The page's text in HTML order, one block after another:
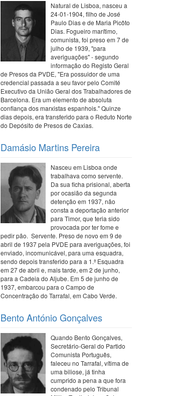
Natural de Lisboa, nasceu a
24-01-1904, filho de José
Paulo Dias e de Maria Picôto
Dias. Fogueiro marítimo,
comunista, foi preso em 7 de
julho de 1939, "para
averiguações" - segundo
informação do Registo Geral
de Presos da PVDE, "Era possuidor de uma
credencial passada a seu favor pelo Comité
Executivo da União Geral dos Trabalhadores de
Barcelona. Era um elemento de absoluta
confiança dos marxistas espanhois." Quinze
dias depois, era transferido para o Reduto Norte
do Depósito de Presos de Caxias.
Damásio Martins Pereira
Nasceu em Lisboa onde
trabalhava como servente.
Da sua ficha prisional, aberta
por ocasião da segunda
detenção em 1937, não
consta a deportação anterior
para Timor, que teria sido
provocada por ter fome e
pedir pão. Servente. Preso de novo em 9 de
abril de 1937 pela PVDE para averiguações, foi
enviado, incomunicável, para uma esquadra,
sendo depois transferido para a 1.ª Esquadra
em 27 de abril e, mais tarde, em 2 de junho,
para a Cadeia do Aljube. Em 5 de junho de
1937, embarcou para o Campo de
Concentração do Tarrafal, em Cabo Verde.
Bento António Gonçalves
Quando Bento Gonçalves,
Secretário-Geral do Partido
Comunista Português,
faleceu no Tarrafal, vítima de
uma biliose, já tinha
cumprido a pena a que fora
condenado pelo Tribunal